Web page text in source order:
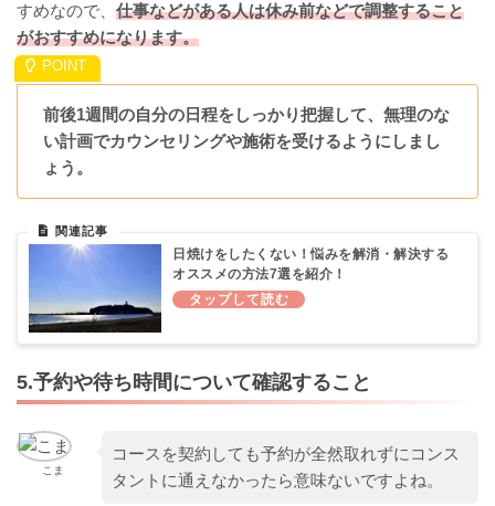
すめなので、 仕事などがある人は休み前などで調整すること
がおすすめになります。
前後1週間の自分の日程をしっかり把握して、無理のな
い計画でカウンセリングや施術を受けるようにしまし
ょう。
日焼けをしたくない！悩みを解消・解決する
オススメの方法7選を紹介！
5.予約や待ち時間について確認すること
こま
コースを契約しても予約が全然取れずにコンス
タントに通えなかったら意味ないですよね。